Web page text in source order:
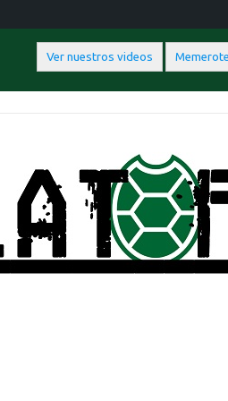
Ver nuestros videos